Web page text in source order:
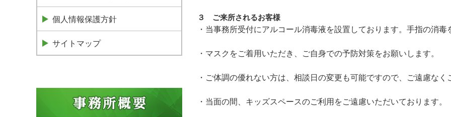
３ ご来所されるお客様
・当事務所受付にアルコール消毒液を設置しております。手指の消毒
・マスクをご着用いただき、ご自身での予防対策をお願いします。
・ご体調の優れない方は、相談日の変更も可能ですので、ご遠慮なく
・当面の間、キッズスペースのご利用をご遠慮いただいております。
個人情報保護方針
サイトマップ